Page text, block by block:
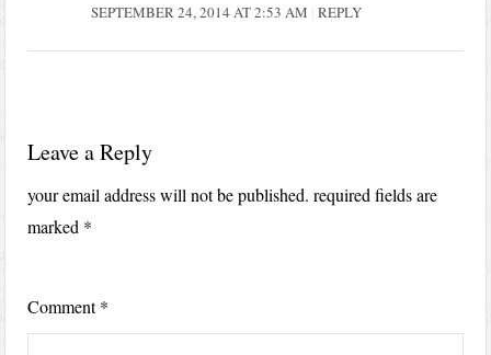
SEPTEMBER 24, 2014 AT 2:53 AM REPLY
Leave a Reply
your email address will not be published. required fields are
marked *
Comment*